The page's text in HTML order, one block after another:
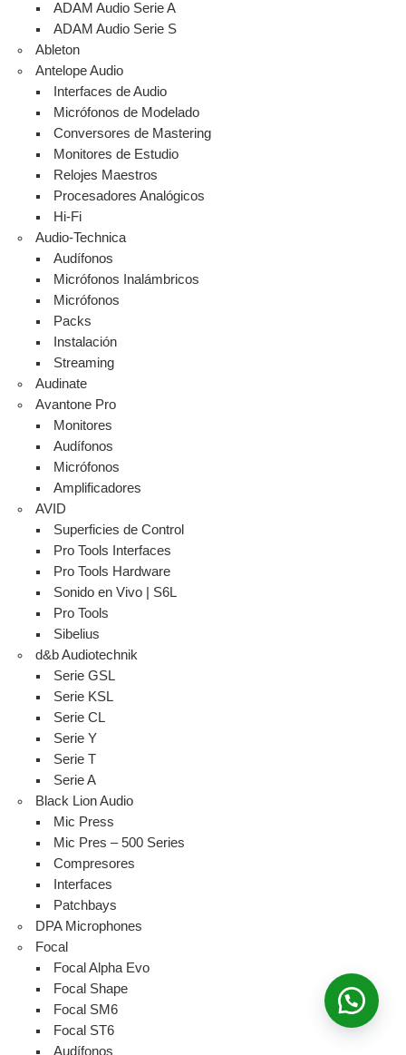
ADAM Audio Serie A
ADAM Audio Serie S
Ableton
Antelope Audio
Interfaces de Audio
Micrófonos de Modelado
Conversores de Mastering
Monitores de Estudio
Relojes Maestros
Procesadores Analógicos
Hi-Fi
Audio-Technica
Audífonos
Micrófonos Inalámbricos
Micrófonos
Packs
Instalación
Streaming
Audinate
Avantone Pro
Monitores
Audífonos
Micrófonos
Amplificadores
AVID
Superficies de Control
Pro Tools Interfaces
Pro Tools Hardware
Sonido en Vivo | S6L
Pro Tools
Sibelius
d&b Audiotechnik
Serie GSL
Serie KSL
Serie CL
Serie Y
Serie T
Serie A
Black Lion Audio
Mic Press
Mic Pres – 500 Series
Compresores
Interfaces
Patchbays
DPA Microphones
Focal
Focal Alpha Evo
Focal Shape
Focal SM6
Focal ST6
Audífonos